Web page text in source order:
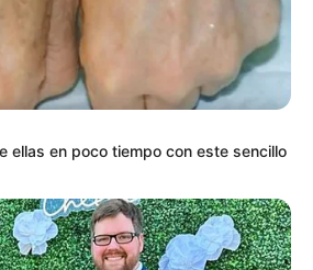
LOS PECHOS O SENOS
ellas en poco tiempo con este sencillo